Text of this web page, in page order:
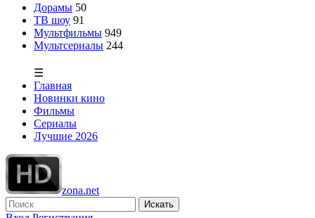
Дорамы 50
ТВ шоу 91
Мультфильмы 949
Мультсериалы 244
☰
Главная
Новинки кино
Фильмы
Сериалы
Лучшие 2026
zona.net
Искать